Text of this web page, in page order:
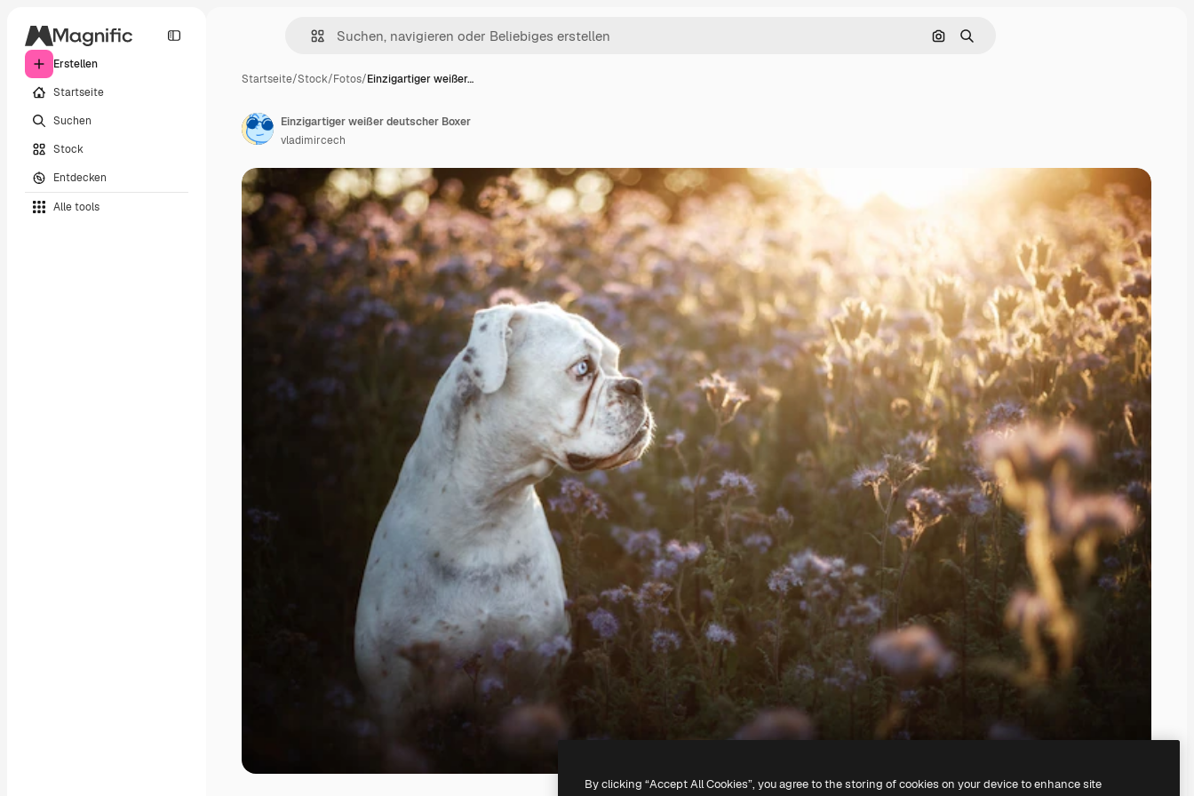
Erstellen
Startseite
Suchen
Stock
Entdecken
Alle tools
Nach Bild suchen
Suchen
Startseite/Stock/Fotos/Einzigartiger weißer…
Einzigartiger weißer deutscher Boxer
vladimircech
By clicking “Accept All Cookies”, you agree to the storing of cookies on your device to enhance site